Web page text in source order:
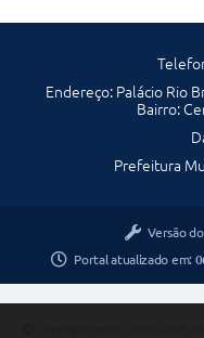
Endereço: Palácio Rio
Bairro:
Prefeitura
Versão
Portal atualizado em: